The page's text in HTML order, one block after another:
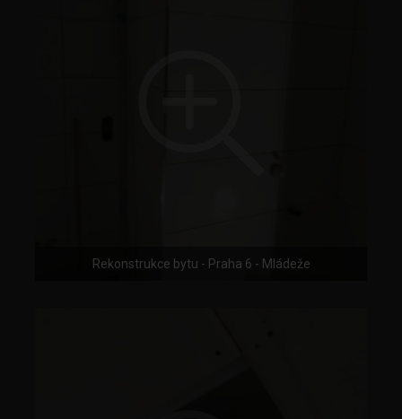
Rekonstrukce bytu - Praha 6 - Mládeže